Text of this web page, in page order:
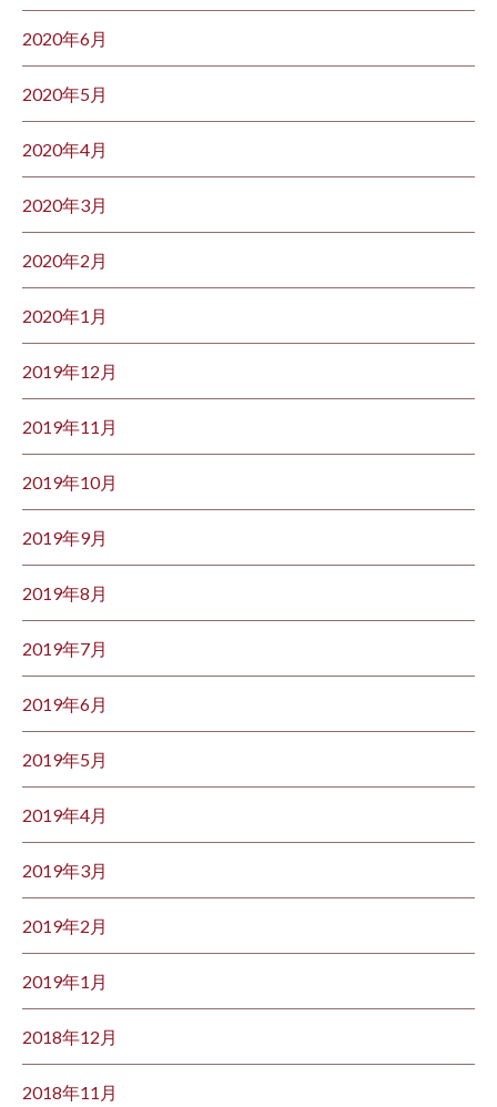
2020年6月
2020年5月
2020年4月
2020年3月
2020年2月
2020年1月
2019年12月
2019年11月
2019年10月
2019年9月
2019年8月
2019年7月
2019年6月
2019年5月
2019年4月
2019年3月
2019年2月
2019年1月
2018年12月
2018年11月